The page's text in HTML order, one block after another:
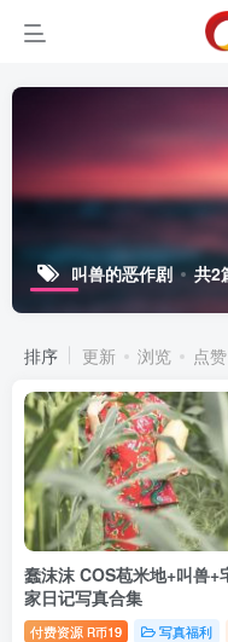
叫兽的恶作剧 共2
排序 更新 浏览 点赞
蠢沫沫 COS苞米地+叫兽+
家日记写真合集
付费资源 R币19 写真福利